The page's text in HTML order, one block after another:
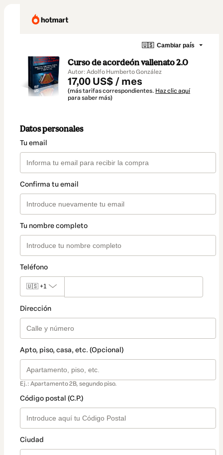
🇺🇸 Cambiar país
Curso de acordeón vallenato 2.0
Autor: Adolfo Humberto González
17,00 US$ / mes
(más tarifas correspondientes. Haz clic aquí
para saber más)
Datos personales
Tu email
Confirma tu email
Tu nombre completo
Teléfono
🇺🇸 +1
Dirección
Apto, piso, casa, etc. (Opcional)
Ej.: Apartamento 2B, segundo piso.
Código postal (C.P.)
Ciudad